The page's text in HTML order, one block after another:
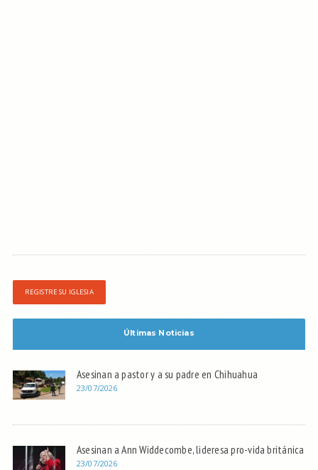
REGISTRE SU IGLESIA
Últimas Noticias
Asesinan a pastor y a su padre en Chihuahua
23/07/2026
Asesinan a Ann Widdecombe, lideresa pro-vida británica
23/07/2026